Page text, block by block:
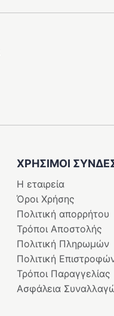
ΧΡΗΣΙΜΟΙ
Η εταιρεία
Όροι Χρήσης
Πολιτική απορρήτου
Τρόποι Αποστολής
Πολιτική Πληρωμών
Πολιτική
Τρόποι Παραγγελίας
Ασφάλεια